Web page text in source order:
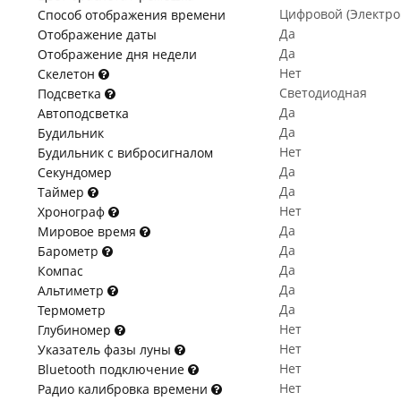
Способ отображения времени
Цифровой
Отображение даты
Да
Отображение дня недели
Да
Скелетон
Нет
Подсветка
Светодиодная
Автоподсветка
Да
Будильник
Да
Будильник с вибросигналом
Нет
Секундомер
Да
Таймер
Да
Хронограф
Нет
Мировое время
Да
Барометр
Да
Компас
Да
Альтиметр
Да
Термометр
Да
Глубиномер
Нет
Указатель фазы луны
Нет
Bluetooth подключение
Нет
Радио калибровка времени
Нет